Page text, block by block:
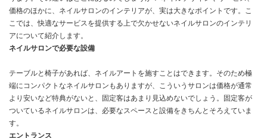
価格のほかに、ネイルサロンのインテリアが、実は大きなポイントです。こ
こでは、快適なサービスを提供する上で欠かせないネイルサロンのインテリ
アについて紹介します。
ネイルサロンで必要な設備
テーブルと椅子があれば、ネイルアートを施すことはできます。そのため極
端にコンパクトなネイルサロンもありますが、こういうサロンは価格が通常
より安いなど特典がないと、固定客はあまり見込めないでしょう。固定客が
ついているネイルサロンは、必要なスペースと設備をきちんとそろえていま
す。
エントランス